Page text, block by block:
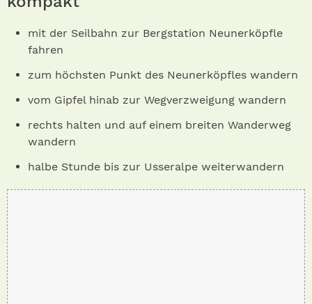
mit der Seilbahn zur Bergstation Neunerköpfle
fahren
zum höchsten Punkt des Neunerköpfles wandern
vom Gipfel hinab zur Wegverzweigung wandern
rechts halten und auf einem breiten Wanderweg
wandern
halbe Stunde bis zur Usseralpe weiterwandern